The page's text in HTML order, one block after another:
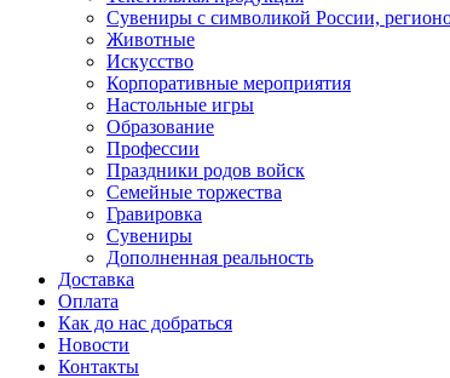
Сувениры с символикой России,
Животные
Искусство
Корпоративные мероприятия
Настольные игры
Образование
Профессии
Праздники родов войск
Семейные торжества
Гравировка
Сувениры
Дополненная реальность
Доставка
Оплата
Как до нас добраться
Новости
Контакты